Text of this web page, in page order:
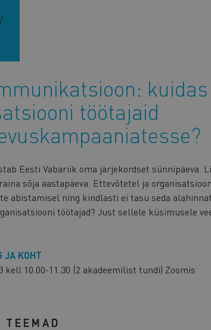
töötajaid
Eesti Vabariik oma järjekordset sünnipäeva.
sõja aastapäeva. Ettevõtetel ja
abistamisel ning kindlasti ei tasu seda
töötajad? Just sellele küsimusele
JA KOHT
kell 10.00-11.30 (2 akadeemilist tundi) Zoomis